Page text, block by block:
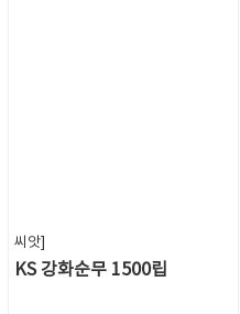
씨앗]
KS 강화순무 1500립